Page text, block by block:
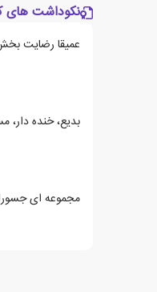
نکوداشت های
عمیقا رضایت
بدیع، خنده دار،
مجموعه ای